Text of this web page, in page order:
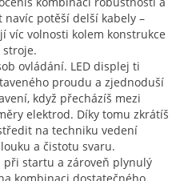
potěší delší kabely –
víc volnosti kolem konstrukce
stroje.
ovládání. LED displej ti
proudu a zjednoduší
když přecházíš mezi
elektrod. Díky tomu zkrátíš
na techniku vedení
a čistotu svaru.
při startu a zároveň plynulý